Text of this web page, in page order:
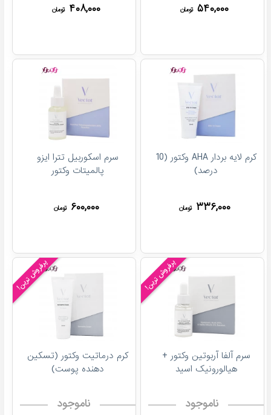
۵۴۰,۰۰۰ تومان ۴۰۸,۰۰۰ تومان
کرم لایه بردار AHA وکتور (10
درصد)
۳۳۶,۰۰۰ تومان
سرم اسکوربیل تترا ایزو
پالمیتات وکتور
۶۰۰,۰۰۰ تومان
پرفروش ترین!
سرم آلفا آربوتین وکتور +
هیالورونیک اسید
ناموجود
پرفروش ترین!
کرم درماتیت وکتور (تسکین
دهنده پوست)
ناموجود